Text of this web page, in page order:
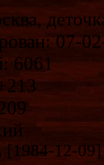
07-
6061
[1984-12-09]